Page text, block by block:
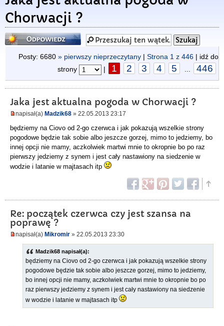
Chorwacji ?
Odpowiedz
Posty: 6680 » pierwszy nieprzeczytany | Strona 1 z 446 | idź do
strony
| 1 2 3 4 5 446
Jaka jest aktualna pogoda w Chorwacji ?
napisał(a) Madzik68 » 22.05.2013 23:17
będziemy na Ciovo od 2-go czerwca i jak pokazują wszelkie strony
pogodowe będzie tak sobie albo jeszcze gorzej, mimo to jedziemy, bo
innej opcji nie mamy, aczkolwiek martwi mnie to okropnie bo po raz
pierwszy jedziemy z synem i jest cały nastawiony na siedzenie w
wodzie i latanie w majtasach itp
Re: początek czerwca czy jest szansa na
poprawę ?
napisał(a) Mikromir » 22.05.2013 23:30
Madzik68 napisał(a):
będziemy na Ciovo od 2-go czerwca i jak pokazują wszelkie strony
pogodowe będzie tak sobie albo jeszcze gorzej, mimo to jedziemy,
bo innej opcji nie mamy, aczkolwiek martwi mnie to okropnie bo po
raz pierwszy jedziemy z synem i jest cały nastawiony na siedzenie
w wodzie i latanie w majtasach itp